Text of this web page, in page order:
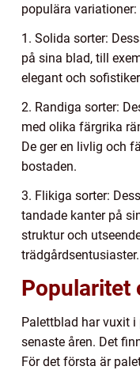
populära variationer:
1. Solida sorter:
på sina blad, till
elegant och
2. Randiga sorter:
med olika färgrika
De ger en livlig och
bostaden.
3. Flikiga sorter:
tandade kanter på
struktur och
trädgårdsentusiaster.
Popularitet
Palettblad har vuxit
senaste åren. Det
För det första är